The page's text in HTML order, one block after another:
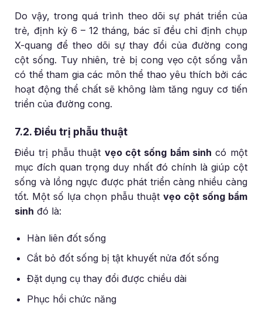
Do vậy, trong quá trình theo dõi sự phát triển của
trẻ, định kỳ 6 – 12 tháng, bác sĩ đều chỉ định chụp
X-quang để theo dõi sự thay đổi của đường cong
cột sống. Tuy nhiên, trẻ bị cong vẹo cột sống vẫn
có thể tham gia các môn thể thao yêu thích bởi các
hoạt động thể chất sẽ không làm tăng nguy cơ tiến
triển của đường cong.
7.2. Điều trị phẫu thuật
Điều trị phẫu thuật vẹo cột sống bẩm sinh có một
mục đích quan trọng duy nhất đó chính là giúp cột
sống và lồng ngực được phát triển càng nhiều càng
tốt. Một số lựa chọn phẫu thuật vẹo cột sống bẩm
sinh đó là:
Hàn liên đốt sống
Cắt bỏ đốt sống bị tật khuyết nửa đốt sống
Đặt dụng cụ thay đổi được chiều dài
Phục hồi chức năng